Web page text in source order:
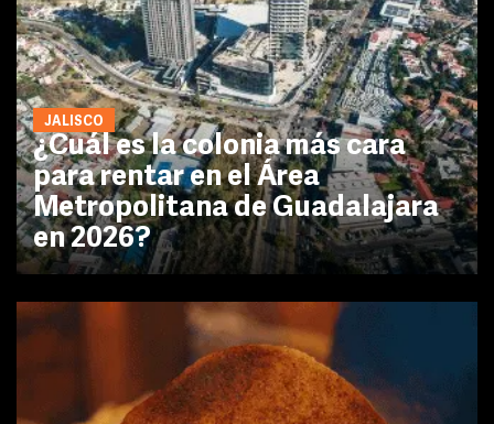
JALISCO
¿Cuál es la colonia más cara
para rentar en el Área
Metropolitana de Guadalajara
en 2026?